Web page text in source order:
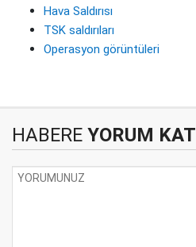
Hava Saldırısı
TSK saldırıları
Operasyon görüntüleri
HABERE YORUM KAT